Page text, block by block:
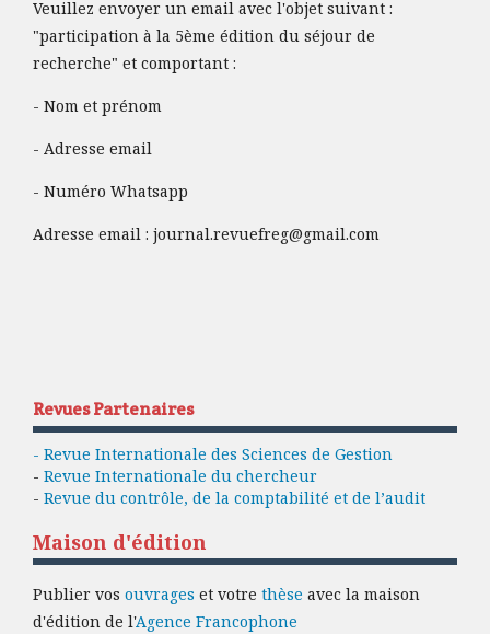
Veuillez envoyer un email avec l'objet suivant :
"participation à la 5ème édition du séjour de
recherche" et comportant :
- Nom et prénom
- Adresse email
- Numéro Whatsapp
Adresse email : journal.revuefreg@gmail.com
Revues Partenaires
- Revue Internationale des Sciences de Gestion
- Revue Internationale du chercheur
- Revue du contrôle, de la comptabilité et de l’audit
Maison d'édition
Publier vos ouvrages et votre thèse avec la maison
d'édition de l'Agence Francophone